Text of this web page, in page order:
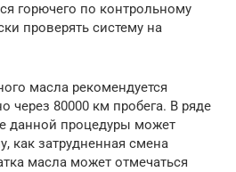
горючего по контрольному
проверять систему на
масла рекомендуется
через 80000 км пробега. В ряде
данной процедуры может
как затрудненная смена
масла может отмечаться